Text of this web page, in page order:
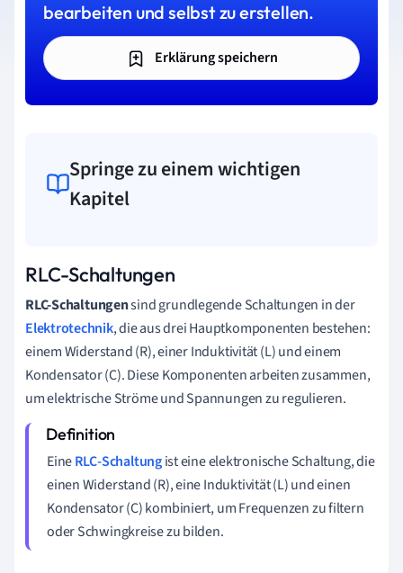
bearbeiten und selbst zu erstellen.
Erklärung speichern
Springe zu einem wichtigen
Kapitel
RLC-Schaltungen
RLC-Schaltungensind grundlegende Schaltungen in der
Elektrotechnik, die aus drei Hauptkomponenten bestehen:
einem Widerstand (R), einer Induktivität (L) und einem
Kondensator (C). Diese Komponenten arbeiten zusammen,
um elektrische Ströme und Spannungen zu regulieren.
EineRLC-Schaltungist eine elektronische Schaltung, die
einen Widerstand (R), eine Induktivität (L) und einen
Kondensator (C) kombiniert, um Frequenzen zu filtern
oder Schwingkreise zu bilden.